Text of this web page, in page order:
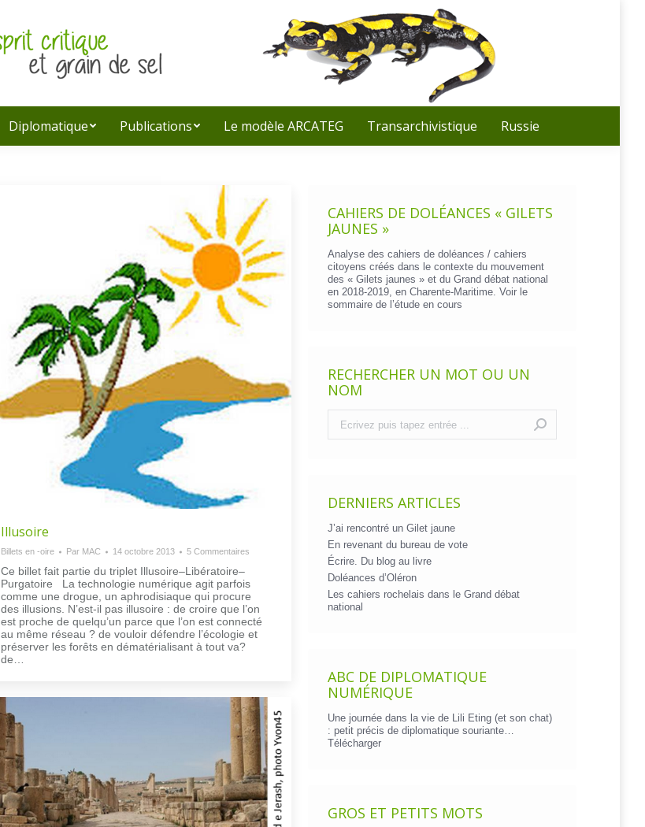
Recherche
:
Diplomatique Publications Le modèle ARCATEG Transarchivistique Russie
Illusoire
Billets en -oire Par MAC 14 octobre 2013 5 Commentaires
Ce billet fait partie du triplet Illusoire–Libératoire–
Purgatoire La technologie numérique agit parfois
comme une drogue, un aphrodisiaque qui procure
des illusions. N’est-il pas illusoire : de croire que l’on
est proche de quelqu’un parce que l’on est connecté
au même réseau ? de vouloir défendre l’écologie et
préserver les forêts en dématérialisant à tout va?
de…
CAHIERS DE DOLÉANCES « GILETS
JAUNES »
Analyse des cahiers de doléances / cahiers
citoyens créés dans le contexte du mouvement
des « Gilets jaunes » et du Grand débat national
en 2018-2019, en Charente-Maritime. Voir le
sommaire de l’étude en cours
RECHERCHER UN MOT OU UN
NOM
DERNIERS ARTICLES
J’ai rencontré un Gilet jaune
En revenant du bureau de vote
Écrire. Du blog au livre
Doléances d’Oléron
Les cahiers rochelais dans le Grand débat
national
ABC DE DIPLOMATIQUE
NUMÉRIQUE
Une journée dans la vie de Lili Eting (et son chat)
: petit précis de diplomatique souriante…
Télécharger
GROS ET PETITS MOTS